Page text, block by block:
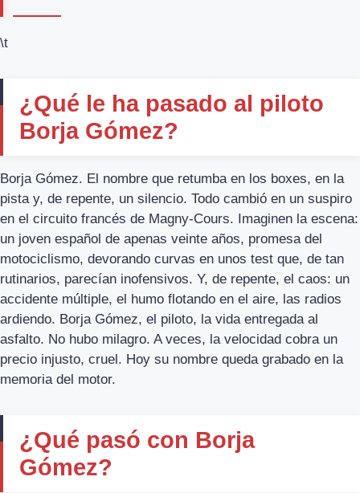
\t
¿Qué le ha pasado al piloto
Borja Gómez?
Borja Gómez. El nombre que retumba en los boxes, en la
pista y, de repente, un silencio. Todo cambió en un suspiro
en el circuito francés de Magny-Cours. Imaginen la escena:
un joven español de apenas veinte años, promesa del
motociclismo, devorando curvas en unos test que, de tan
rutinarios, parecían inofensivos. Y, de repente, el caos: un
accidente múltiple, el humo flotando en el aire, las radios
ardiendo. Borja Gómez, el piloto, la vida entregada al
asfalto. No hubo milagro. A veces, la velocidad cobra un
precio injusto, cruel. Hoy su nombre queda grabado en la
memoria del motor.
¿Qué pasó con Borja
Gómez?